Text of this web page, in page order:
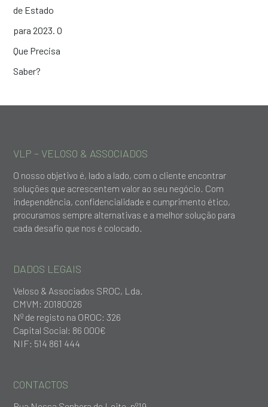
VLP – VELOSO & ASSOCIADOS
O nosso objetivo é, lado a lado, com o cliente encontrar
soluções que acrescentem valor ao seu negócio. Com
independência, confidencialidade e cumprimento ético,
procuramos sempre alternativas e a melhor solução para
cada desafio que nos é colocado.
DADOS LEGAIS
Veloso & Associados SROC, Lda.
CMVM: 20180026
Nº de registo na OROC: 326
Capital Social: 86 000€
NIF: 514 861 444
CONTACTOS